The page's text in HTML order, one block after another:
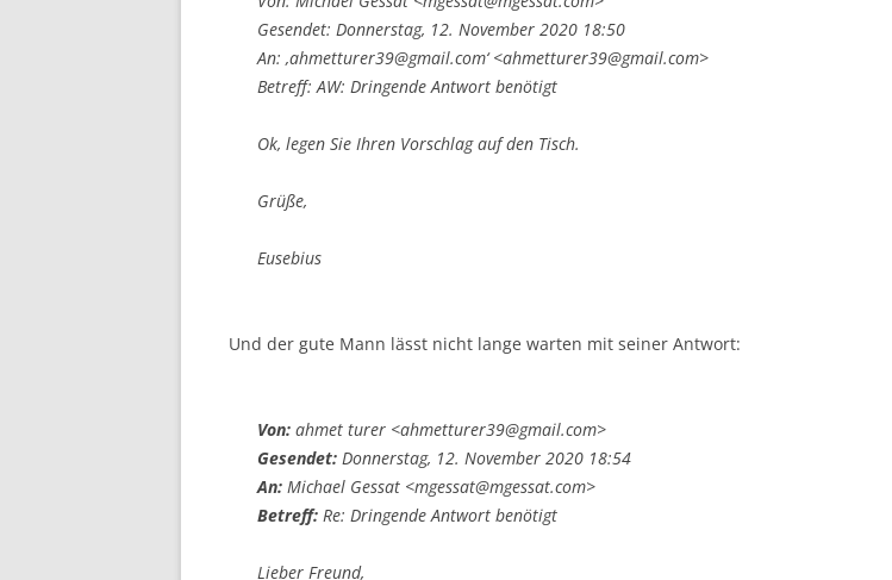
Gesendet: Donnerstag, 12. November 2020 18:50
An: ‚ahmetturer39@gmail.com‘ <ahmetturer39@gmail.com>
Betreff: AW: Dringende Antwort benötigt
Ok, legen Sie Ihren Vorschlag auf den Tisch.
Grüße,
Eusebius
Und der gute Mann lässt nicht lange warten mit seiner Antwort:
Von: ahmet turer <ahmetturer39@gmail.com>
Gesendet: Donnerstag, 12. November 2020 18:54
An: Michael Gessat <mgessat@mgessat.com>
Betreff: Re: Dringende Antwort benötigt
Lieber Freund,